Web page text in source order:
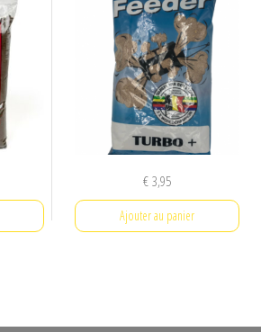
€3,95
Ajouter au panier